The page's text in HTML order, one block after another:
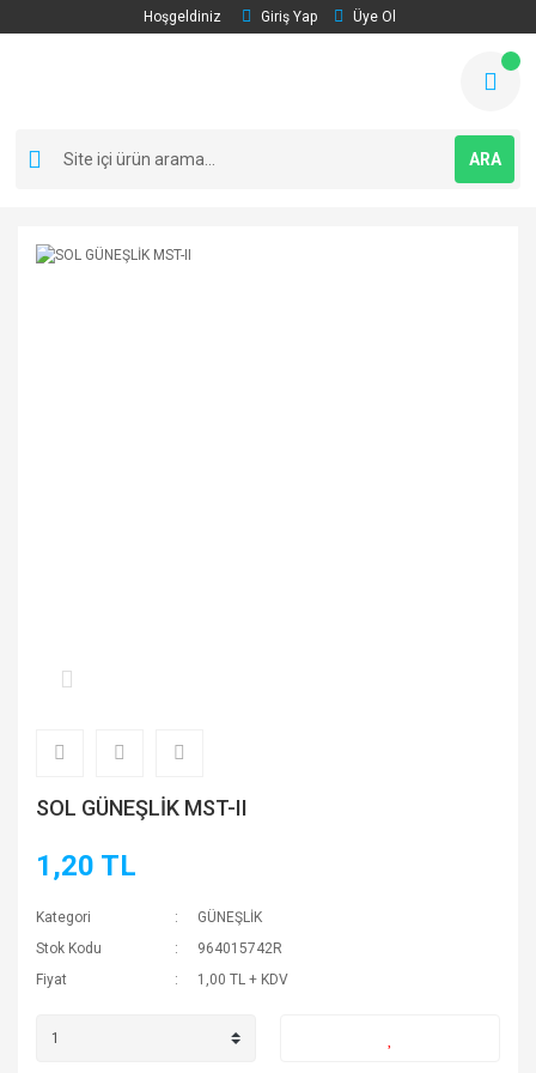
Hoşgeldiniz Giriş Yap Üye Ol
ARA
SOL GÜNEŞLİK MST-II
1,20 TL
Kategori
GÜNEŞLİK
Stok Kodu
964015742R
Fiyat
1,00 TL + KDV